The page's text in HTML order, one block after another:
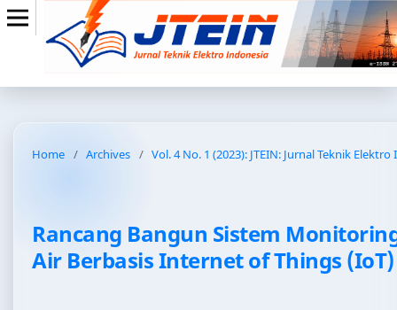
Home / Archives / Vol. 4 No. 1 (2023): JTEIN: Jurnal Teknik
Rancang Bangun Sistem
Air Berbasis Internet of Things (IoT)